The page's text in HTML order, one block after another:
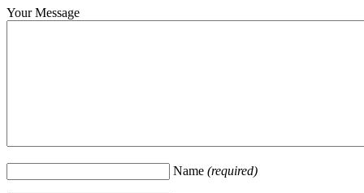
Your Message
Name (required)